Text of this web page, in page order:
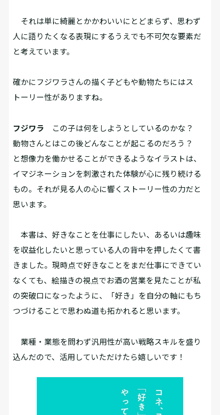
それは単に綺麗とかかわいいにとどまらず、思わず
人に語りたくなる表現にするうえでも不可欠な要素だ
と考えています。
――確かにフジワラさんの描く子どもや動物たちにはス
トーリー性がありますね。
フジワラ
この子は何をしようとしているのかな？
動物さんとはこの後どんなことが起こるのだろう？
と想像力を働かせることができるようなイラストは、
イマジネーションを刺激された体験が心に残り続ける
もの。それが見る人の心に響くストーリー性の力だと
思います。
本書は、好きなことを仕事にしたい、あるいは趣味
を収益化したいと思っている人の背中を押したくて書
きました。現時点で好きなことをまだ仕事にできてい
なくても、絵描きの視点でお酒の営業を見たことが私
の突破口になったように、「好き」を自分の軸にもち
つづけることで思わぬ道も拓かれると思います。
業種・業態を問わず汎用性が高い戦略スキルを盛り
込んだので、活用していただけたら嬉しいです！